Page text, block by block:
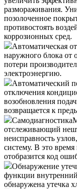
размораживания.
позолоченное
противостоять
коррозионных сред.
Автоматическая
наружного блока от
потери
электроэнергию.
Автоматический
отключения
возобновления
возвращается к
Самодиагностика
отслеживающий
неисправность
систему. В это
отобразится код
Обнаружение
функции внутренний
обнаружена утечка